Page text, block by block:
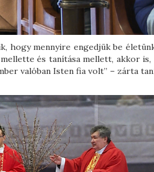
hogy mennyire engedjük be
és tanítása mellett, akkor
valóban Isten fia volt” – zárta